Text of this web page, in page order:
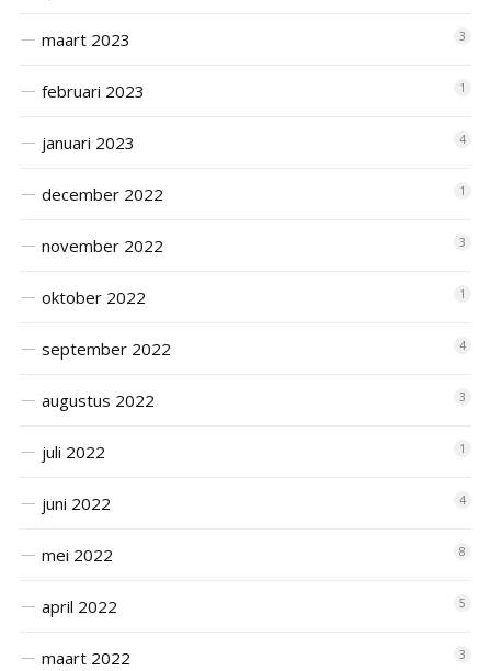
maart 2023 3
februari 2023 1
januari 2023 4
december 2022 1
november 2022 3
oktober 2022 1
september 2022 4
augustus 2022 3
juli 2022 1
juni 2022 4
mei 2022 8
april 2022 5
maart 2022 3